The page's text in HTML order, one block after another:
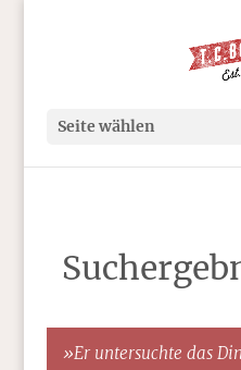
Seite wählen
»Er untersuchte das